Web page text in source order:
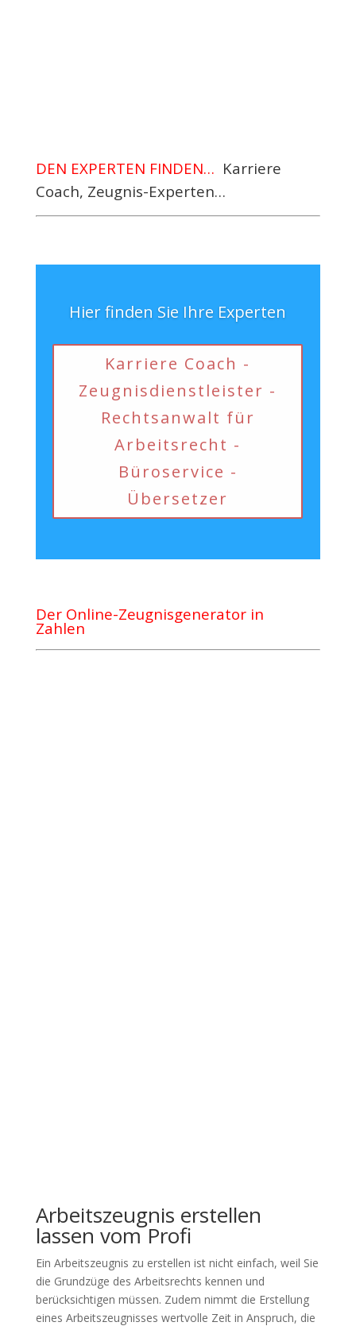
DEN EXPERTEN FINDEN… Karriere
Coach, Zeugnis-Experten…
Hier finden Sie Ihre Experten
Karriere Coach -
Zeugnisdienstleister -
Rechtsanwalt für
Arbeitsrecht -
Büroservice -
Übersetzer
Der Online-Zeugnisgenerator in
Zahlen
Arbeitszeugnis erstellen
lassen vom Profi
Ein Arbeitszeugnis zu erstellen ist nicht einfach, weil Sie
die Grundzüge des Arbeitsrechts kennen und
berücksichtigen müssen. Zudem nimmt die Erstellung
eines Arbeitszeugnisses wertvolle Zeit in Anspruch, die